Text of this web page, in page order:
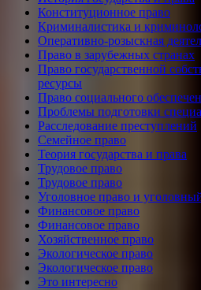
Конституционное право
Криминалистика и
Оперативно-розыскная
Право в зарубежных странах
Право государственной
ресурсы
Право социального
Проблемы подготовки
Расследование преступлений
Семейное право
Теория государства и права
Трудовое право
Трудовое право
Уголовное право и
Финансовое право
Финансовое право
Хозяйственное право
Экологическое право
Экологическое право
Это интересно